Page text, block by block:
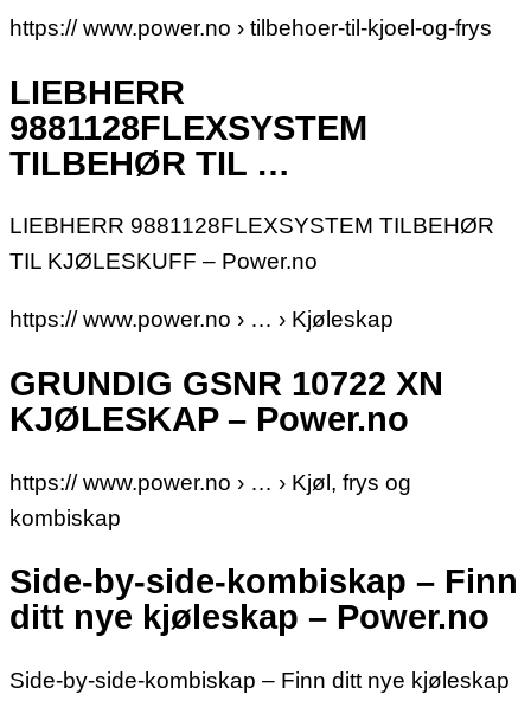
https:// www.power.no › tilbehoer-til-kjoel-og-frys
LIEBHERR
9881128FLEXSYSTEM
TILBEHØR TIL …
LIEBHERR 9881128FLEXSYSTEM TILBEHØR
TIL KJØLESKUFF – Power.no
https:// www.power.no › … › Kjøleskap
GRUNDIG GSNR 10722 XN
KJØLESKAP – Power.no
https:// www.power.no › … › Kjøl, frys og
kombiskap
Side-by-side-kombiskap – Finn
ditt nye kjøleskap – Power.no
Side-by-side-kombiskap – Finn ditt nye kjøleskap